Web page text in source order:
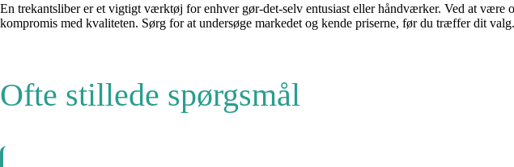
En trekantsliber er et vigtigt værktøj for enhver gør-det-selv entusiast eller håndværker. Ved at
kompromis med kvaliteten. Sørg for at undersøge markedet og kende priserne, før du træffer dit
Ofte stillede spørgsmål